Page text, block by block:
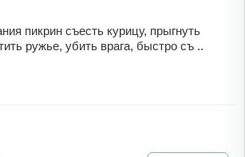
пикрин съесть курицу, прыгнуть
ружье, убить врага, быстро съ ..